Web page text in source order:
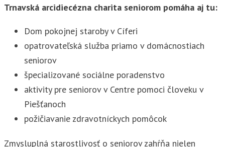
Trnavská arcidiecézna charita seniorom pomáha aj tu:
Dom pokojnej staroby v Cíferi
opatrovateľská služba priamo v domácnostiach
seniorov
špecializované sociálne poradenstvo
aktivity pre seniorov v Centre pomoci človeku v
Piešťanoch
požičiavanie zdravotníckych pomôcok
Zmysluplná starostlivosť o seniorov zahŕňa nielen